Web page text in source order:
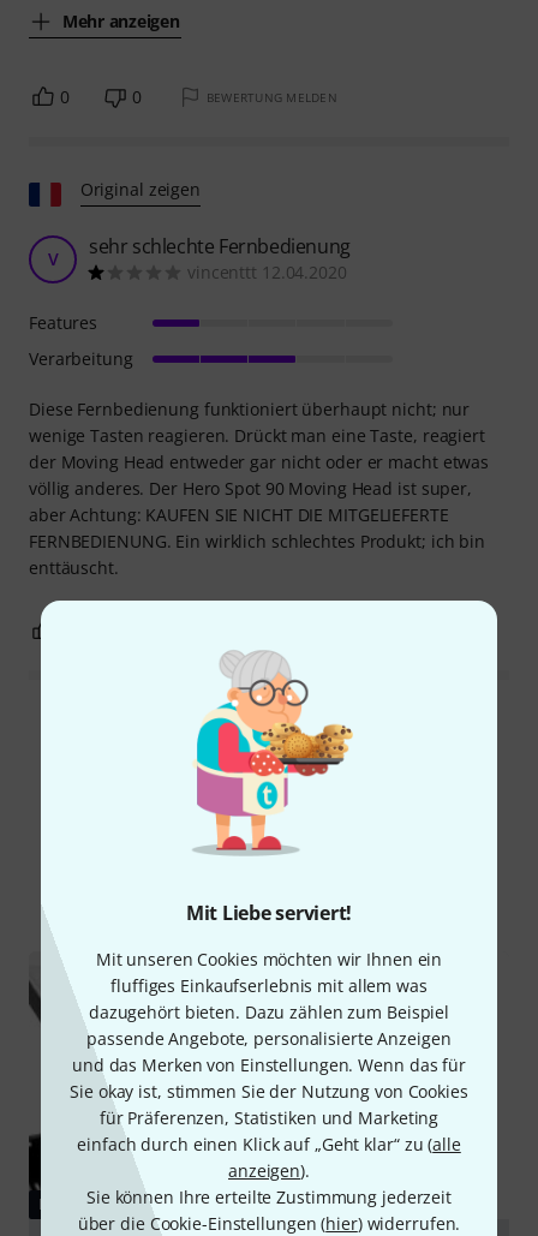
Mit Liebe serviert!
Mit unseren Cookies möchten wir Ihnen ein
fluffiges Einkaufserlebnis mit allem was
dazugehört bieten. Dazu zählen zum Beispiel
passende Angebote, personalisierte Anzeigen
und das Merken von Einstellungen. Wenn das für
Sie okay ist, stimmen Sie der Nutzung von Cookies
für Präferenzen, Statistiken und Marketing
einfach durch einen Klick auf „Geht klar“ zu (alle
anzeigen).
Sie können Ihre erteilte Zustimmung jederzeit
über die Cookie-Einstellungen (hier) widerrufen.
Mehr anzeigen
0 0 BEWERTUNG MELDEN
Original zeigen
V sehr schlechte Fernbedienung
vincenttt 12.04.2020
Diese Fernbedienung funktioniert überhaupt nicht; nur
wenige Tasten reagieren. Drückt man eine Taste, reagiert
der Moving Head entweder gar nicht oder er macht etwas
völlig anderes. Der Hero Spot 90 Moving Head ist super,
aber Achtung: KAUFEN SIE NICHT DIE MITGELIEFERTE
FERNBEDIENUNG. Ein wirklich schlechtes Produkt; ich bin
enttäuscht.
Features
Verarbeitung
Alle Bewertungen lesen
Schon gewusst?
RATGEBER